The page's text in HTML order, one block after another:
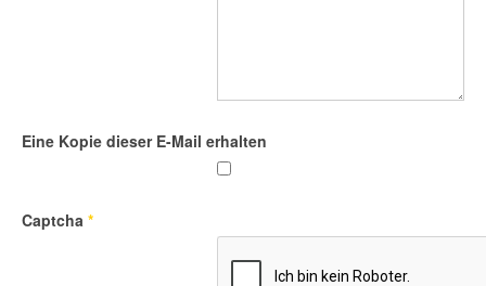
Eine Kopie dieser E-Mail erhalten
Captcha *